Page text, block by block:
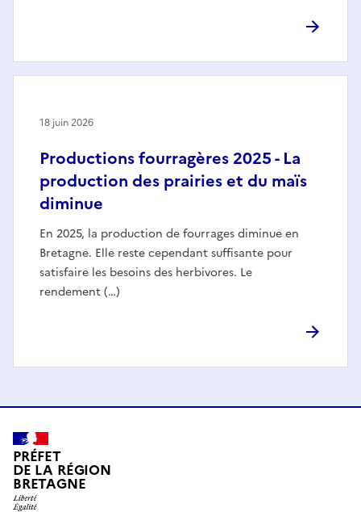
Productions fourragères 2025 - La
production des prairies et du maïs
diminue
En 2025, la production de fourrages diminue en
Bretagne. Elle reste cependant suffisante pour
satisfaire les besoins des herbivores. Le
rendement (…)
18 juin 2026
PRÉFET
DE LA RÉGION
BRETAGNE